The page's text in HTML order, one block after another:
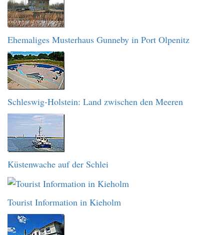
Ehemaliges Musterhaus Gunneby in Port Olpenitz
Schleswig-Holstein: Land zwischen den Meeren
Küstenwache auf der Schlei
Tourist Information in Kieholm